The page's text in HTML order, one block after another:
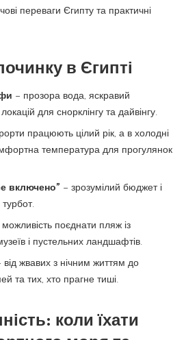
переваги Єгипту та практичні
в Єгипті
– прозора вода, яскравий
для снорклінгу та дайвінгу.
працюють цілий рік, а в холодні
температура для прогулянок
включено” – зрозумілий бюджет і
можливість поєднати пляж із
і пустельних ландшафтів.
від жвавих з нічним життям до
та тих, хто прагне тиші.
коли їхати